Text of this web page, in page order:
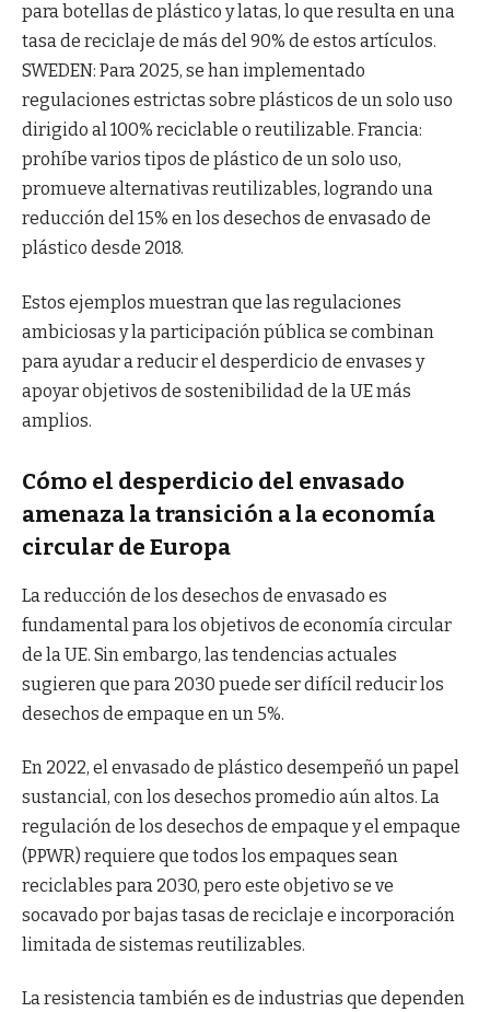
para botellas de plástico y latas, lo que resulta en una
tasa de reciclaje de más del 90% de estos artículos.
SWEDEN: Para 2025, se han implementado
regulaciones estrictas sobre plásticos de un solo uso
dirigido al 100% reciclable o reutilizable. Francia:
prohíbe varios tipos de plástico de un solo uso,
promueve alternativas reutilizables, logrando una
reducción del 15% en los desechos de envasado de
plástico desde 2018.
Estos ejemplos muestran que las regulaciones
ambiciosas y la participación pública se combinan
para ayudar a reducir el desperdicio de envases y
apoyar objetivos de sostenibilidad de la UE más
amplios.
Cómo el desperdicio del envasado
amenaza la transición a la economía
circular de Europa
La reducción de los desechos de envasado es
fundamental para los objetivos de economía circular
de la UE. Sin embargo, las tendencias actuales
sugieren que para 2030 puede ser difícil reducir los
desechos de empaque en un 5%.
En 2022, el envasado de plástico desempeñó un papel
sustancial, con los desechos promedio aún altos. La
regulación de los desechos de empaque y el empaque
(PPWR) requiere que todos los empaques sean
reciclables para 2030, pero este objetivo se ve
socavado por bajas tasas de reciclaje e incorporación
limitada de sistemas reutilizables.
La resistencia también es de industrias que dependen